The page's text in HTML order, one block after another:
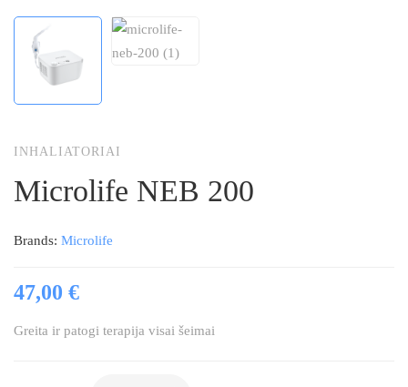
INHALIATORIAI
Microlife NEB 200
Brands: Microlife
47,00 €
Greita ir patogi terapija visai šeimai